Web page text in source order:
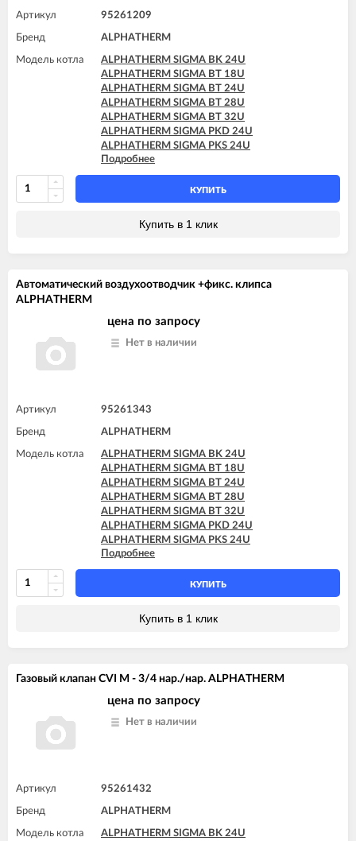
Артикул 95261209
Бренд ALPHATHERM
Модель котла
ALPHATHERM SIGMA BK 24U
ALPHATHERM SIGMA BT 18U
ALPHATHERM SIGMA BT 24U
ALPHATHERM SIGMA BT 28U
ALPHATHERM SIGMA BT 32U
ALPHATHERM SIGMA PKD 24U
ALPHATHERM SIGMA PKS 24U
ALPHATHERM SIGMA PTD 24U
ALPHATHERM SIGMA PTD 28U
ALPHATHERM SIGMA PTS 18U
ALPHATHERM SIGMA PTS 24U
Подробнее
КУПИТЬ
Купить в 1 клик
Автоматический воздухоотводчик +фикс. клипса
ALPHATHERM
цена по запросу
Нет в наличии
Артикул 95261343
Бренд ALPHATHERM
Модель котла
ALPHATHERM SIGMA BK 24U
ALPHATHERM SIGMA BT 18U
ALPHATHERM SIGMA BT 24U
ALPHATHERM SIGMA BT 28U
ALPHATHERM SIGMA BT 32U
ALPHATHERM SIGMA PKD 24U
ALPHATHERM SIGMA PKS 24U
ALPHATHERM SIGMA PTD 24U
ALPHATHERM SIGMA PTD 28U
ALPHATHERM SIGMA PTS 18U
ALPHATHERM SIGMA PTS 24U
Подробнее
КУПИТЬ
Купить в 1 клик
Газовый клапан CVI M - 3/4 нар./нар. ALPHATHERM
цена по запросу
Нет в наличии
Артикул 95261432
Бренд ALPHATHERM
Модель котла
ALPHATHERM SIGMA BK 24U